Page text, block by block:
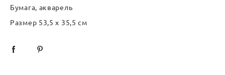
Бумага, акварель
Размер 53,5 х 35,5 см